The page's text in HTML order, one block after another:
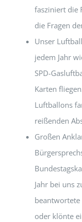
fasziniert die
die Fragen
Unser
jedem Jahr
SPD-
Karten
Luftballons
reißenden
Großen
Jahr bei uns
beantwortete
oder klönte